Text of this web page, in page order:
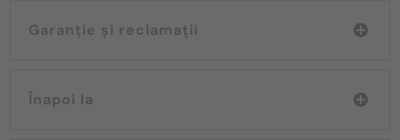
Garanție și reclamații
Înapoi la